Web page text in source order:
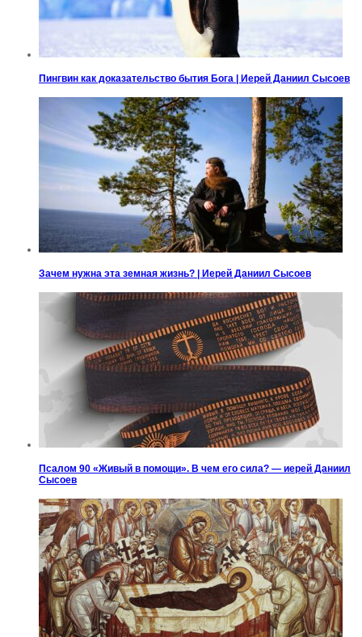
Пингвин как доказательство бытия Бога | Иерей Даниил Сысоев
Зачем нужна эта земная жизнь? | Иерей Даниил Сысоев
Псалом 90 «Живый в помощи». В чем его сила? — иерей Даниил
Сысоев